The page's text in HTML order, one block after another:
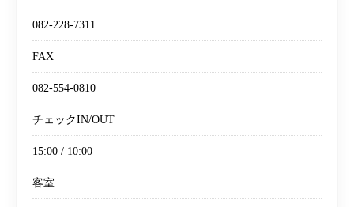
082-228-7311
FAX
082-554-0810
チェックIN/OUT
15:00 / 10:00
客室